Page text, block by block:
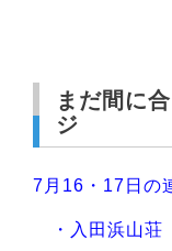
まだ間に
ジ
7月16・17日の
・入田浜山荘